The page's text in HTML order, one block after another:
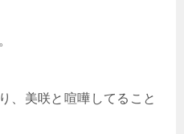
、美咲と喧嘩してること